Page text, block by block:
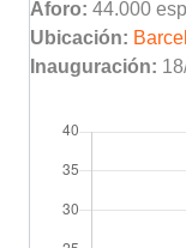
Final del
Aforo: 44.000
Ubicación:
Inauguración: